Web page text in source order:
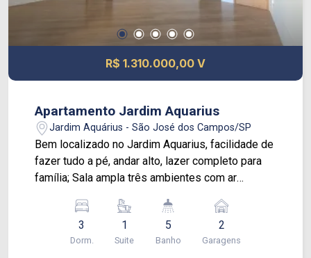
R$ 1.310.000,00 V
Apartamento Jardim Aquarius
Jardim Aquárius - São José dos Campos/SP
Bem localizado no Jardim Aquarius, facilidade de
fazer tudo a pé, andar alto, lazer completo para
família; Sala ampla três ambientes com ar
2 Vagas. Agende visita, chaves na mão!
3
Dorm.
1
Suite
5
Banho
2
Garagens